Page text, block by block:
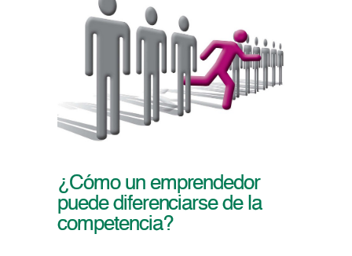
¿Cómo un emprendedor
puede diferenciarse de la
competencia?